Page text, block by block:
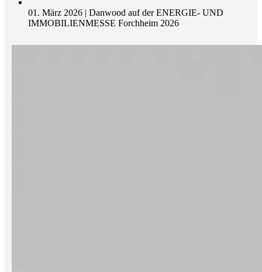
01. März 2026 | Danwood auf der ENERGIE- UND
IMMOBILIENMESSE Forchheim 2026